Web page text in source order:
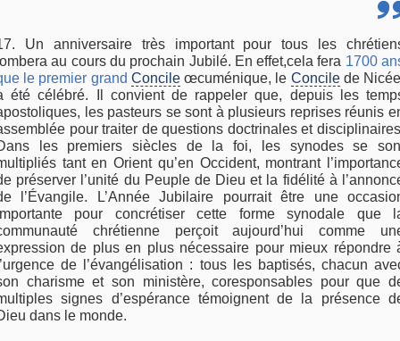
Un anniversaire très important pour tous les
au cours du prochain Jubilé. En effet,cela fera 1700
le premier grand Concileœcuménique, le Concilede
été célébré. Il convient de rappeler que, depuis les
les pasteurs se sont à plusieurs reprises réunis
pour traiter de questions doctrinales et
les premiers siècles de la foi, les synodes se
tant en Orient qu’en Occident, montrant
préserver l’unité du Peuple de Dieu et la fidélité à
l’Évangile. L’Année Jubilaire pourrait être une
pour concrétiser cette forme synodale que
chrétienne perçoit aujourd’hui comme
de plus en plus nécessaire pour mieux répondre
de l’évangélisation : tous les baptisés, chacun
charisme et son ministère, coresponsables pour que
signes d’espérance témoignent de la présence
dans le monde.